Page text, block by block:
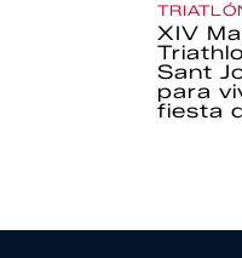
XIV
Sant
para
fiesta